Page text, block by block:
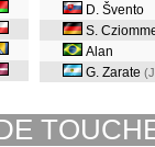
D. Švento
S.
Alan
G. Zarate